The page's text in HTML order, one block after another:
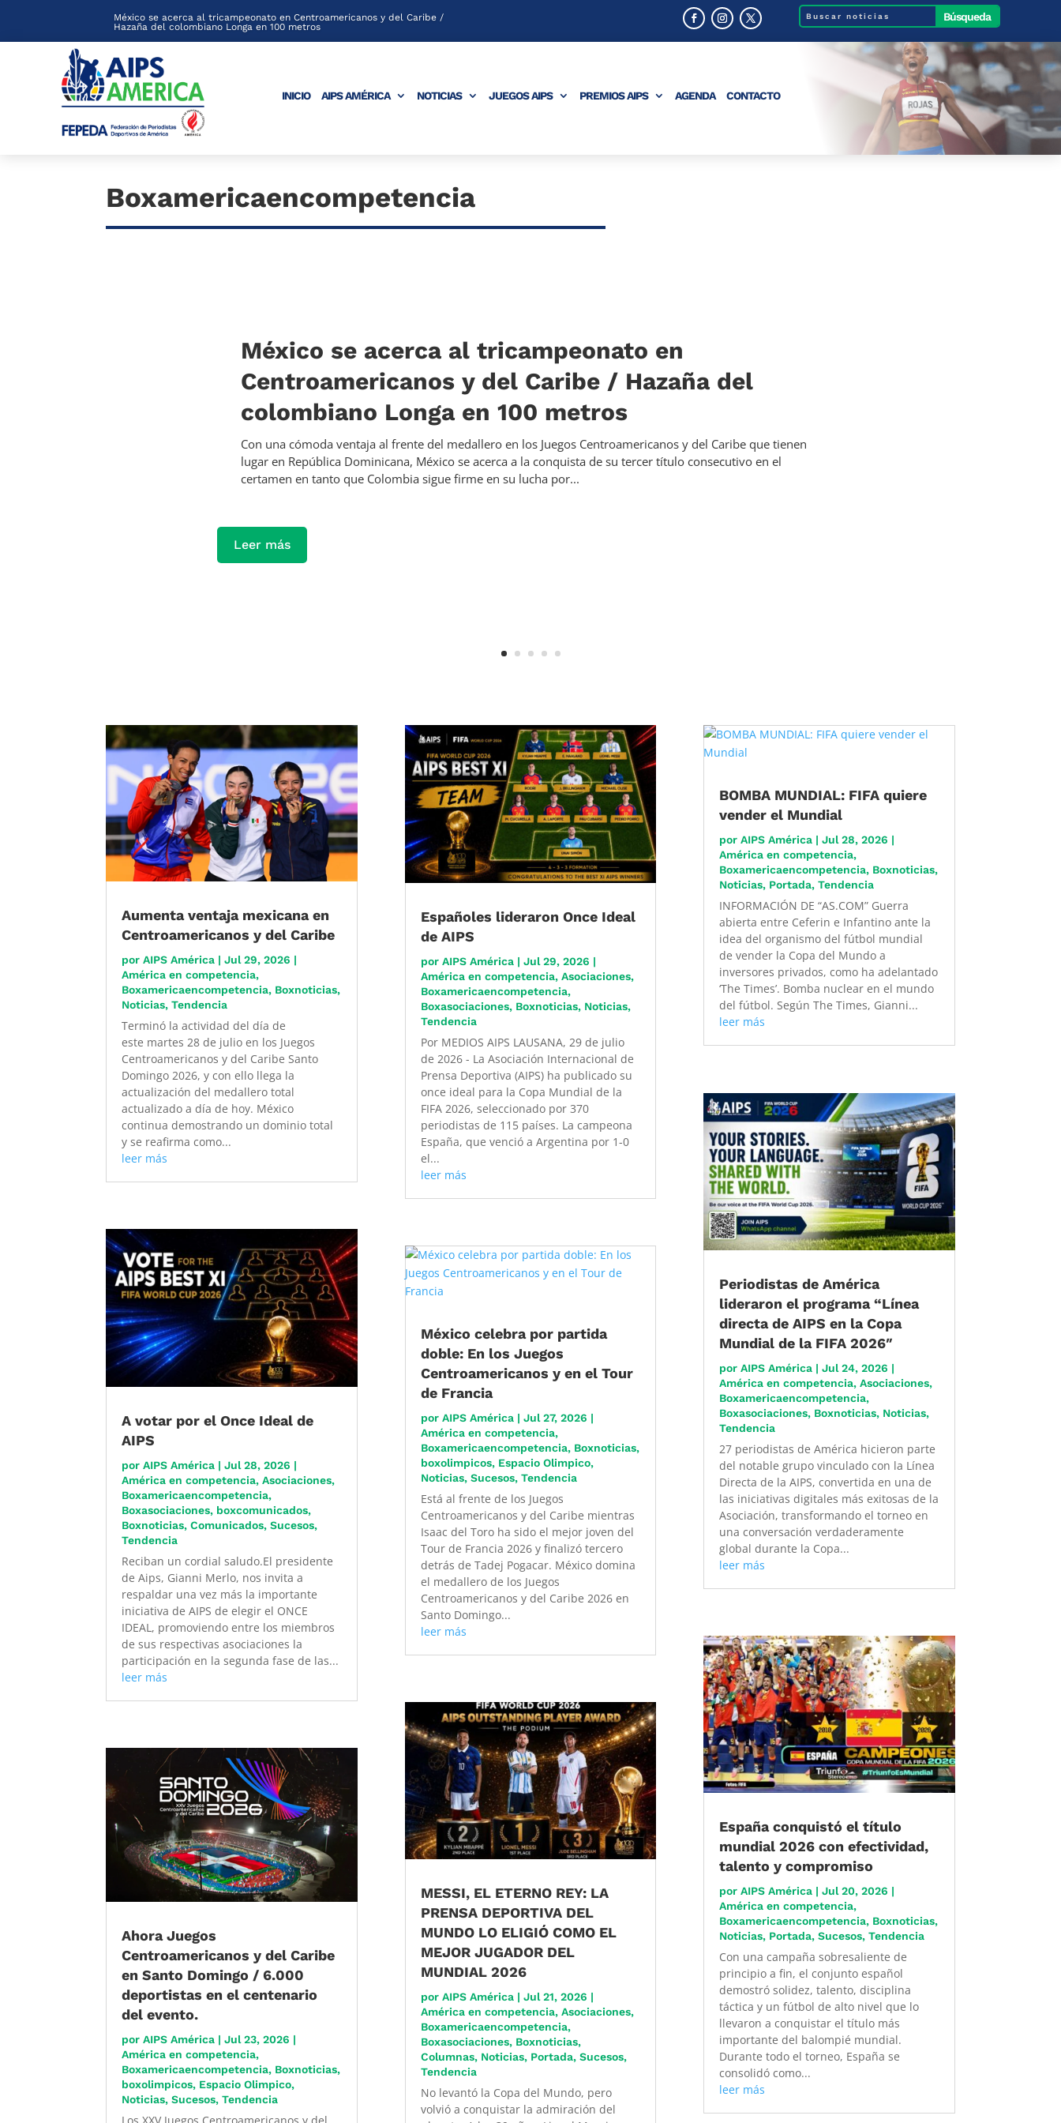
México se acerca al tricampeonato en Centroamericanos y del Caribe /
Hazaña del colombiano Longa en 100 metros
INICIO AIPS AMÉRICA NOTICIAS JUEGOS AIPS PREMIOS AIPS AGENDA CONTACTO
Boxamericaencompetencia
México se acerca al tricampeonato en
Centroamericanos y del Caribe / Hazaña del
colombiano Longa en 100 metros
Con una cómoda ventaja al frente del medallero en los Juegos Centroamericanos y del Caribe que tienen
lugar en República Dominicana, México se acerca a la conquista de su tercer título consecutivo en el
certamen en tanto que Colombia sigue firme en su lucha por...
Leer más
Aumenta ventaja mexicana en
Centroamericanos y del Caribe
porAIPS América |Jul 29, 2026 |
América en competencia,
Boxamericaencompetencia, Boxnoticias,
Noticias,Tendencia
Terminó la actividad del día de
este martes 28 de julio en los Juegos
Centroamericanos y del Caribe Santo
Domingo 2026, y con ello llega la
actualización del medallero total
actualizado a día de hoy. México
continua demostrando un dominio total
y se reafirma como...
leer más
A votar por el Once Ideal de
AIPS
porAIPS América |Jul 28, 2026 |
América en competencia,Asociaciones,
Boxamericaencompetencia,
Boxasociaciones, boxcomunicados,
Boxnoticias,Comunicados,Sucesos,
Tendencia
Reciban un cordial saludo.El presidente
de Aips, Gianni Merlo, nos invita a
respaldar una vez más la importante
iniciativa de AIPS de elegir el ONCE
IDEAL, promoviendo entre los miembros
de sus respectivas asociaciones la
participación en la segunda fase de las...
leer más
Ahora Juegos
Centroamericanos y del Caribe
en Santo Domingo / 6.000
deportistas en el centenario
del evento.
porAIPS América |Jul 23, 2026 |
América en competencia,
Boxamericaencompetencia, Boxnoticias,
boxolimpicos, Espacio Olimpico,
Noticias,Sucesos,Tendencia
Españoles lideraron Once Ideal
de AIPS
por AIPS América| Jul 29, 2026 |
América en competencia, Asociaciones,
Boxamericaencompetencia,
Boxasociaciones, Boxnoticias, Noticias,
Tendencia
Por MEDIOS AIPS LAUSANA, 29 de julio
de 2026 - La Asociación Internacional de
Prensa Deportiva (AIPS) ha publicado su
once ideal para la Copa Mundial de la
FIFA 2026, seleccionado por 370
periodistas de 115 países. La campeona
España, que venció a Argentina por 1-0
el...
leer más
México celebra por partida
doble: En los Juegos
Centroamericanos y en el Tour
de Francia
por AIPS América| Jul 27, 2026 |
América en competencia,
Boxamericaencompetencia, Boxnoticias,
boxolimpicos, Espacio Olimpico,
Noticias, Sucesos, Tendencia
Está al frente de los Juegos
Centroamericanos y del Caribe mientras
Isaac del Toro ha sido el mejor joven del
Tour de Francia 2026 y finalizó tercero
detrás de Tadej Pogacar. México domina
el medallero de los Juegos
Centroamericanos y del Caribe 2026 en
Santo Domingo...
leer más
MESSI, EL ETERNO REY: LA
PRENSA DEPORTIVA DEL
MUNDO LO ELIGIÓ COMO EL
MEJOR JUGADOR DEL
MUNDIAL 2026
por AIPS América| Jul 21, 2026 |
América en competencia, Asociaciones,
Boxamericaencompetencia,
Boxasociaciones, Boxnoticias,
Columnas, Noticias, Portada, Sucesos,
Tendencia
No levantó la Copa del Mundo, pero
volvió a conquistar la admiración del
BOMBA MUNDIAL: FIFA quiere
vender el Mundial
por AIPS América| Jul 28, 2026 |
América en competencia,
Boxamericaencompetencia, Boxnoticias,
Noticias, Portada, Tendencia
INFORMACIÓN DE “AS.COM” Guerra
abierta entre Ceferin e Infantino ante la
idea del organismo del fútbol mundial
de vender la Copa del Mundo a
inversores privados, como ha adelantado
‘The Times’. Bomba nuclear en el mundo
del fútbol. Según The Times, Gianni...
leer más
Periodistas de América
lideraron el programa “Línea
directa de AIPS en la Copa
Mundial de la FIFA 2026″
por AIPS América| Jul 24, 2026 |
América en competencia, Asociaciones,
Boxamericaencompetencia,
Boxasociaciones, Boxnoticias, Noticias,
Tendencia
27 periodistas de América hicieron parte
del notable grupo vinculado con la Línea
Directa de la AIPS, convertida en una de
las iniciativas digitales más exitosas de la
Asociación, transformando el torneo en
una conversación verdaderamente
global durante la Copa...
leer más
España conquistó el título
mundial 2026 con efectividad,
talento y compromiso
por AIPS América| Jul 20, 2026 |
América en competencia,
Boxamericaencompetencia, Boxnoticias,
Noticias, Portada, Sucesos, Tendencia
Con una campaña sobresaliente de
principio a fin, el conjunto español
demostró solidez, talento, disciplina
táctica y un fútbol de alto nivel que lo
llevaron a conquistar el título más
importante del balompié mundial.
Durante todo el torneo, España se
consolidó como...
leer más